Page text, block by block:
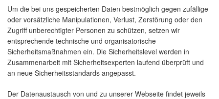
Um die bei uns gespeicherten Daten bestmöglich gegen zufällige
oder vorsätzliche Manipulationen, Verlust, Zerstörung oder den
Zugriff unberechtigter Personen zu schützen, setzen wir
entsprechende technische und organisatorische
Sicherheitsmaßnahmen ein. Die Sicherheitslevel werden in
Zusammenarbeit mit Sicherheitsexperten laufend überprüft und
an neue Sicherheitsstandards angepasst.
Der Datenaustausch von und zu unserer Webseite findet jeweils